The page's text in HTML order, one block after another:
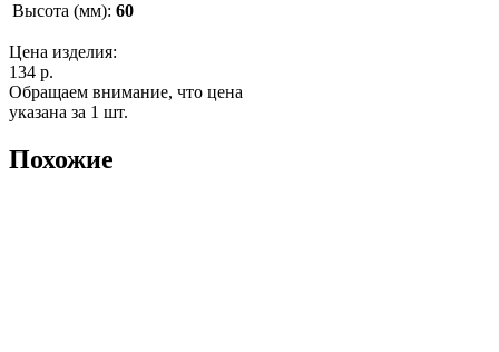
Высота (мм): 60
Цена изделия:
134 р.
Обращаем внимание, что цена
указана за 1 шт.
Похожие